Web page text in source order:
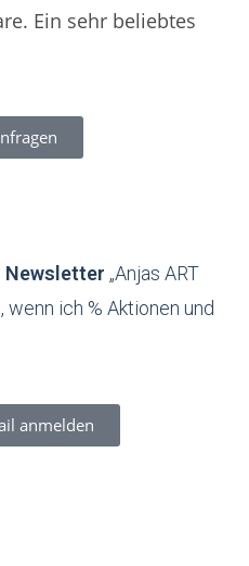
Ein sehr beliebtes
Newsletter „Anjas ART
wenn ich % Aktionen und
anmelden